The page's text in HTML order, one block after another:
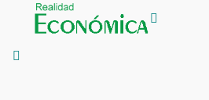
contenido